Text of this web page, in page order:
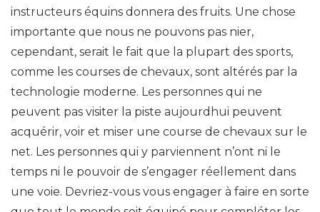
instructeurs équins donnera des fruits. Une chose
importante que nous ne pouvons pas nier,
cependant, serait le fait que la plupart des sports,
comme les courses de chevaux, sont altérés par la
technologie moderne. Les personnes qui ne
peuvent pas visiter la piste aujourdhui peuvent
acquérir, voir et miser une course de chevaux sur le
net. Les personnes qui y parviennent n’ont ni le
temps ni le pouvoir de s’engager réellement dans
une voie. Devriez-vous vous engager à faire en sorte